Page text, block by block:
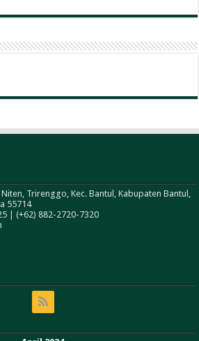
Trirenggo, Kec. Bantul, Kabupaten Bantul,
55714
| (+62) 882-2720-7320